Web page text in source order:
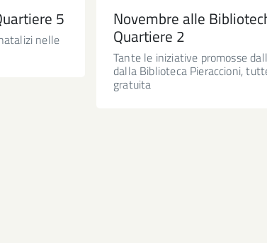
5
nelle
Novembre alle
Quartiere 2
Tante le iniziative promosse
dalla Biblioteca Pieraccioni,
gratuita